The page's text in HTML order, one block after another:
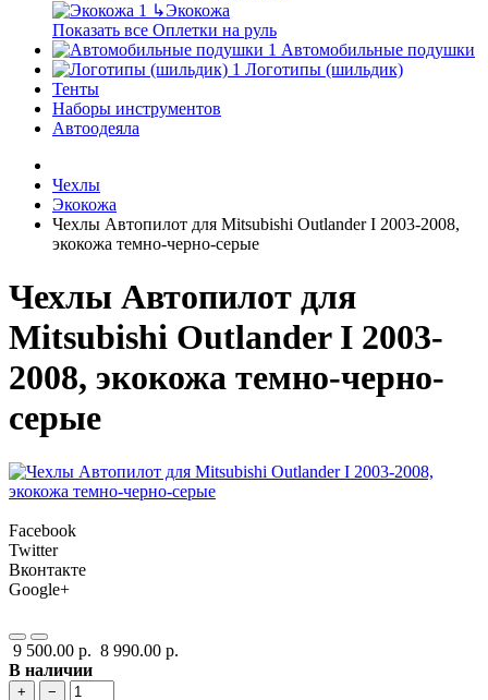
↳Экокожа
Показать все Оплетки на руль
Автомобильные подушки
Логотипы (шильдик)
Тенты
Наборы инструментов
Автоодеяла
Чехлы
Экокожа
Чехлы Автопилот для Mitsubishi Outlander I 2003-2008,
экокожа темно-черно-серые
Чехлы Автопилот для
Mitsubishi Outlander I 2003-
2008, экокожа темно-черно-
серые
Facebook
Twitter
Вконтакте
Google+
9 500.00 р. 8 990.00 р.
В наличии
+ −